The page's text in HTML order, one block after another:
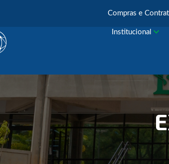
Compras e
Institucional